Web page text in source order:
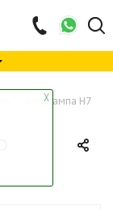
Автолампа H7
╳